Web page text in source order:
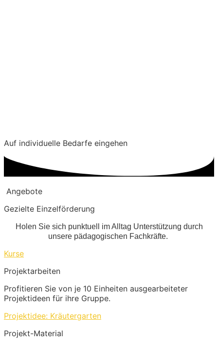
Auf individuelle Bedarfe eingehen
Angebote
Gezielte Einzelförderung
Holen Sie sich punktuell im Alltag Unterstützung durch
unsere pädagogischen Fachkräfte.
Kurse
Projektarbeiten
Profitieren Sie von je 10 Einheiten ausgearbeiteter
Projektideen für ihre Gruppe.
Projektidee: Kräutergarten
Projekt-Material